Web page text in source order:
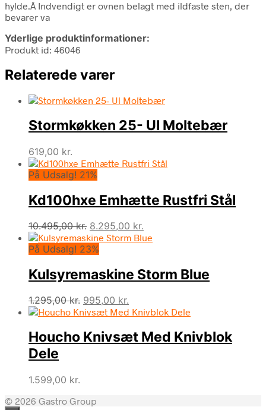
hylde.Â Indvendigt er ovnen belagt med ildfaste sten, der
bevarer va
Yderlige produktinformationer:
Produkt id: 46046
Relaterede varer
Stormkøkken 25- Ul Moltebær
619,00 kr.
På Udsalg! 21%
Kd100hxe Emhætte Rustfri Stål
10.495,00kr. Den
oprindelige
pris
10.495,00 kr..
8.295,00 kr.
aktuelle
8.295,00 kr..
På Udsalg! 23%
Kulsyremaskine Storm Blue
1.295,00kr. Den
oprindelige
var:
1.295,00 kr..
995,00 kr.
aktuelle
er:
995,00 kr..
Houcho Knivsæt Med Knivblok
Dele
1.599,00 kr.
© 2026 Gastro Group